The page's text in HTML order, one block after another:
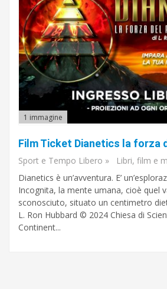
1 immagine
Sport e Tempo Libero » Libri, film e
Dianetics è un’avventura. E’
Incognita, la mente umana, cioè quel
sconosciuto, situato un centimetro
L. Ron Hubbard © 2024 Chiesa di
Continent...